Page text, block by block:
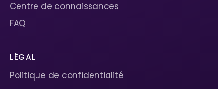
Centre de connaissances
FAQ
LÉGAL
Politique de confidentialité